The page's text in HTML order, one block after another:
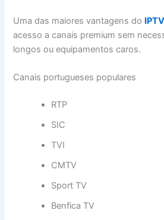
Uma das maiores vantagens do
acesso a canais premium sem
longos ou equipamentos caros.
Canais portugueses populares
RTP
SIC
TVI
CMTV
Sport TV
Benfica TV